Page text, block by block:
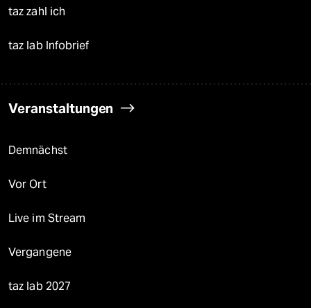
taz zahl ich
taz lab Infobrief
Veranstaltungen
Demnächst
Vor Ort
Live im Stream
Vergangene
taz lab 2027